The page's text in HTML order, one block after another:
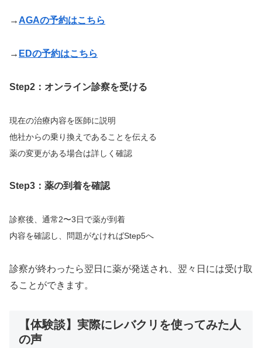
→ AGAの予約はこちら
→ EDの予約はこちら
Step2：オンライン診察を受ける
現在の治療内容を医師に説明
他社からの乗り換えであることを伝える
薬の変更がある場合は詳しく確認
Step3：薬の到着を確認
診察後、通常2〜3日で薬が到着
内容を確認し、問題がなければStep5へ
診察が終わったら翌日に薬が発送され、翌々日には受け取
ることができます。
【体験談】実際にレバクリを使ってみた人
の声